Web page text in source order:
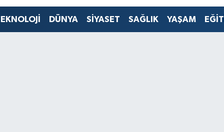
DÜNYA SİYASET SAĞLIK YAŞAM